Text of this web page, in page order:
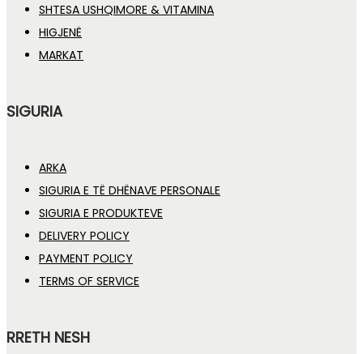
SHTESA USHQIMORE & VITAMINA
HIGJENË
MARKAT
SIGURIA
ARKA
SIGURIA E TË DHËNAVE PERSONALE
SIGURIA E PRODUKTEVE
DELIVERY POLICY
PAYMENT POLICY
TERMS OF SERVICE
RRETH NESH